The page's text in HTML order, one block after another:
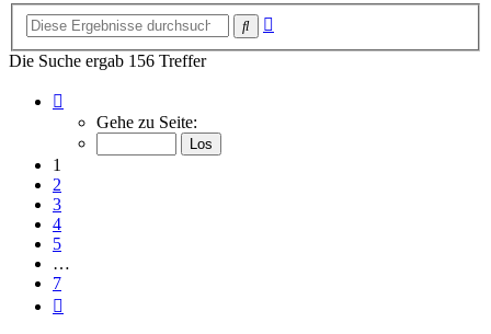
Suche
Die Suche ergab 156 Treffer
von
Gehe zu Seite:
1
2
3
4
5
…
7